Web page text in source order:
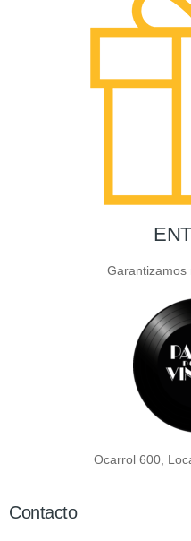
Garantizamos
Ocarrol 600,
Contacto